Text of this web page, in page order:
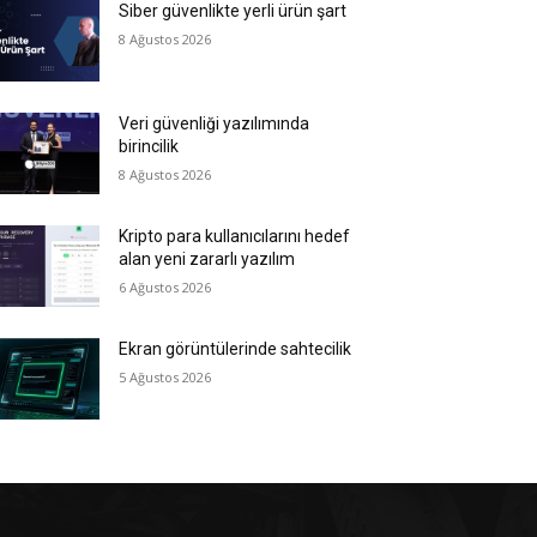
Siber güvenlikte yerli ürün şart
8 Ağustos 2026
Veri güvenliği yazılımında
birincilik
8 Ağustos 2026
Kripto para kullanıcılarını hedef
alan yeni zararlı yazılım
6 Ağustos 2026
Ekran görüntülerinde sahtecilik
5 Ağustos 2026